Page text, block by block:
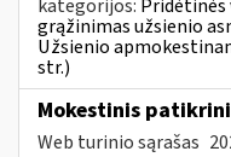
kategorijos: Pridėtinės
grąžinimas užsienio
Užsienio
str.)
Mokestinis
Web turinio sąrašas